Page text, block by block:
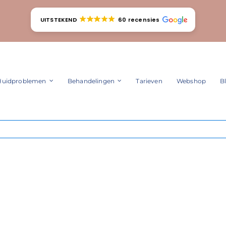
UITSTEKEND 60 recensies
Behandelingen Tarieven Webshop